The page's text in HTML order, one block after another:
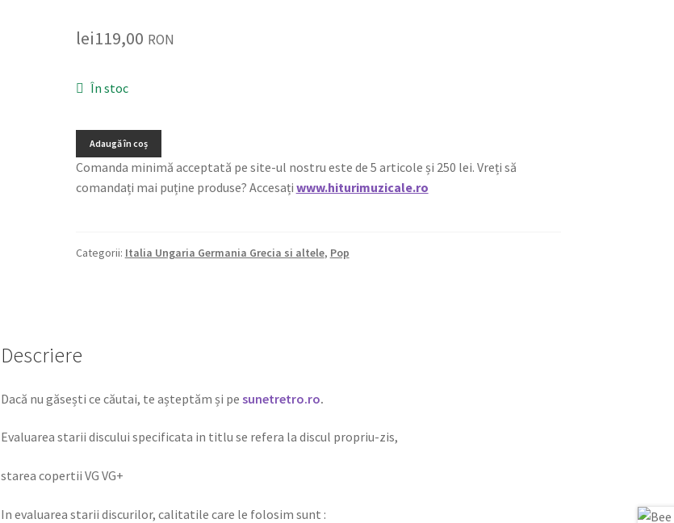
lei119,00 RON
În stoc
Adaugă în coș
Comanda minimă acceptată pe site-ul nostru este de 5 articole și 250 lei. Vreți să
comandați mai puține produse? Accesați www.hiturimuzicale.ro
Categorii: Italia Ungaria Germania Grecia si altele, Pop
Descriere
Dacă nu găsești ce căutai, te așteptăm și pesunetretro.ro.
Evaluarea starii discului specificata in titlu se refera la discul propriu-zis,
starea copertii VG VG+
In evaluarea starii discurilor, calitatile care le folosim sunt :